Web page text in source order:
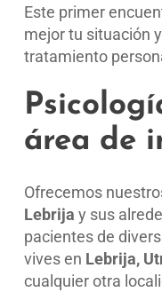
Este primer
mejor tu situación
tratamiento
área de
Ofrecemos
Lebrija y sus
pacientes de
vives en Lebrija,
cualquier otra